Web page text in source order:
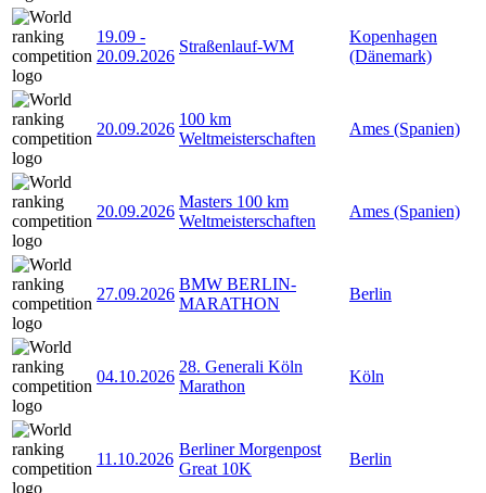
19.09 -
20.09.2026
Straßenlauf-WM
Kopenhagen
(Dänemark)
20.09.2026
100 km
Weltmeisterschaften
Ames (Spanien)
20.09.2026
Masters 100 km
Weltmeisterschaften
Ames (Spanien)
27.09.2026
BMW BERLIN-
MARATHON
Berlin
04.10.2026
28. Generali Köln
Marathon
Köln
11.10.2026
Berliner Morgenpost
Great 10K
Berlin